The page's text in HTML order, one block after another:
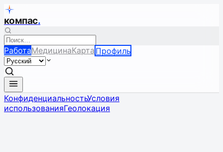
компас.
РаботаМедицинаКарта Профиль
КонфиденциальностьУсловия
использованияГеолокация